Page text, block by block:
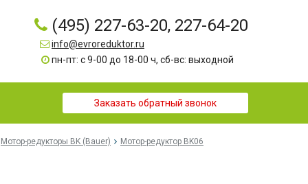
(495) 227-63-20, 227-64-20
info@evroreduktor.ru
пн-пт: с 9-00 до 18-00 ч, сб-вс: выходной
Заказать обратный звонок
Мотор-редукторы BK (Bauer) Мотор-редуктор BK06